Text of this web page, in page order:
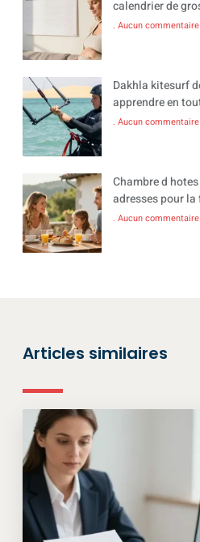
calendrier de
Aucun commentaire
Dakhla kitesurf
apprendre en
Aucun commentaire
Chambre d
adresses pour
Aucun commentaire
Articles similaires